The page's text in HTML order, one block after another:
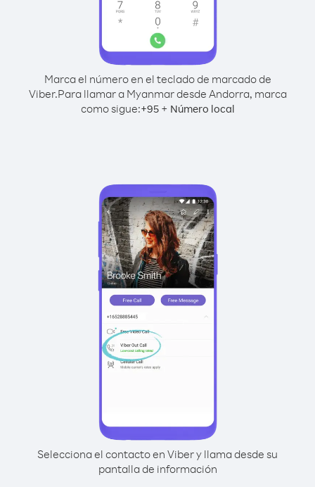
Marca el número en el teclado de marcado de
Viber.Para llamar a Myanmar desde Andorra, marca
como sigue:+95+ Número local
Selecciona el contacto en Viber y llama desde su
pantalla de información